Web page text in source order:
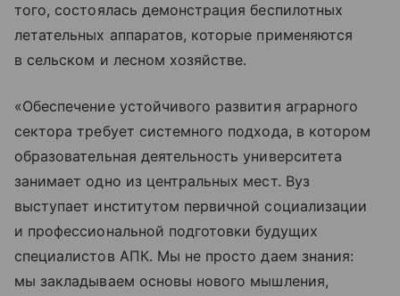
того, состоялась демонстрация беспилотных
летательных аппаратов, которые применяются
в сельском и лесном хозяйстве.
«Обеспечение устойчивого развития аграрного
сектора требует системного подхода, в котором
образовательная деятельность университета
занимает одно из центральных мест. Вуз
выступает институтом первичной социализации
и профессиональной подготовки будущих
специалистов АПК. Мы не просто даем знания:
мы закладываем основы нового мышления,